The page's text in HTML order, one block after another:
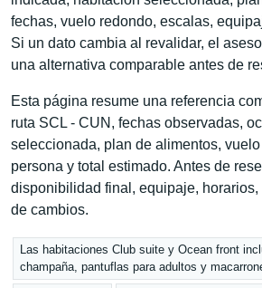
fechas, vuelo redondo, escalas,
Si un dato cambia al revalidar, el
una alternativa comparable antes de
Esta página resume una referencia
ruta SCL - CUN, fechas observadas,
seleccionada, plan de alimentos,
persona y total estimado. Antes de
disponibilidad final, equipaje,
de cambios.
Las habitaciones Club suite y Ocean front
champaña, pantuflas para adultos y